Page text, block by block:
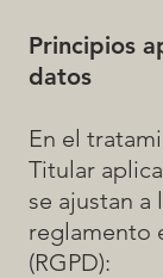
Principios
datos
En el
Titular
se ajustan a
reglamento
(RGPD):